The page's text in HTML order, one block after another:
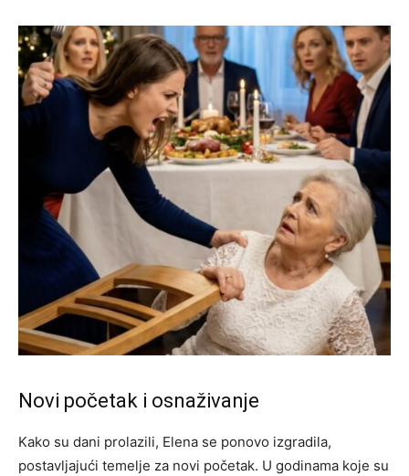
Novi početak i osnaživanje
Kako su dani prolazili, Elena se ponovo izgradila,
postavljajući temelje za novi početak. U godinama koje su